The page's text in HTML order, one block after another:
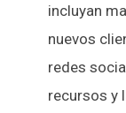
incluyan
nuevos
redes
recursos y